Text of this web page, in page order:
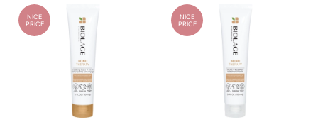
NICE
PRICE
NICE
PRICE